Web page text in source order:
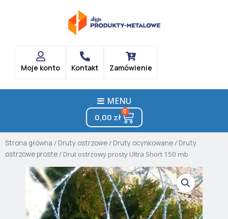
Moje konto Kontakt Zamówienie
MENU
0,00 zł
0
Cart
Strona główna / Druty ostrzowe/ Druty ocynkowane/ Druty
ostrzowe proste/ Drut ostrzowy prosty Ultra Short 150 mb